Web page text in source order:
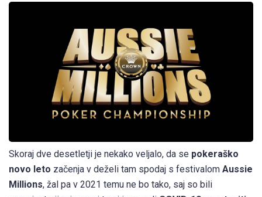
Skoraj dve desetletji je nekako veljalo, da se pokeraško
novo leto začenja v deželi tam spodaj s festivalom Aussie
Millions, žal pa v 2021 temu ne bo tako, saj so bili